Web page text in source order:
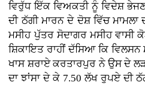
ਵਿਰੁੱਧ ਇੱਕ ਵਿਅਕਤੀ ਨੂੰ ਵਿਦੇਸ਼
ਦੀ ਠੱਗੀ ਮਾਰਨ ਦੇ ਦੋਸ਼ ਵਿੱਚ
ਮਸੀਹ ਪੁੱਤਰ ਸੋਦਾਗਰ ਮਸੀਹ ਵਾਸੀ
ਸ਼ਿਕਾਇਤ ਰਾਹੀਂ ਦੱਸਿਆ ਕਿ ਵਿਲਸਨ
ਖਾਸ ਸ਼ਰਾਏ ਕਰਤਾਰਪੁਰ ਨੇ ਉਸ ਦੇ
ਦਾ ਝਾਂਸਾ ਦੇ ਕੇ 7.50 ਲੱਖ ਰੁਪਏ ਦੀ